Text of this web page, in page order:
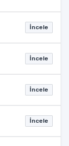
İncele
İncele
İncele
İncele